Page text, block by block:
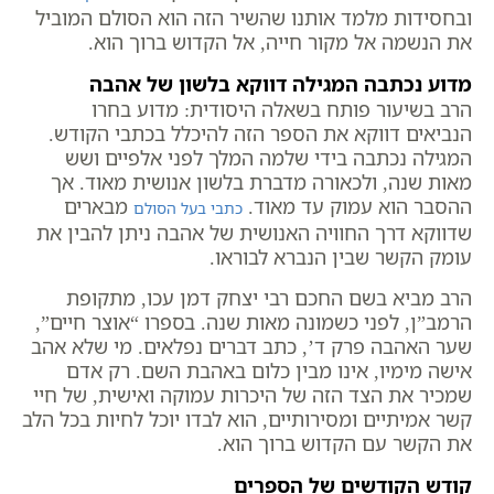
ובחסידות מלמד אותנו שהשיר הזה הוא הסולם המוביל
את הנשמה אל מקור חייה, אל הקדוש ברוך הוא.
מדוע נכתבה המגילה דווקא בלשון של אהבה
הרב בשיעור פותח בשאלה היסודית: מדוע בחרו
הנביאים דווקא את הספר הזה להיכלל בכתבי הקודש.
המגילה נכתבה בידי שלמה המלך לפני אלפיים ושש
מאות שנה, ולכאורה מדברת בלשון אנושית מאוד. אך
ההסבר הוא עמוק עד מאוד. כתבי בעל הסולם מבארים
שדווקא דרך החוויה האנושית של אהבה ניתן להבין את
עומק הקשר שבין הנברא לבוראו.
הרב מביא בשם החכם רבי יצחק דמן עכו, מתקופת
הרמב”ן, לפני כשמונה מאות שנה. בספרו “אוצר חיים”,
שער האהבה פרק ד’, כתב דברים נפלאים. מי שלא אהב
אישה מימיו, אינו מבין כלום באהבת השם. רק אדם
שמכיר את הצד הזה של היכרות עמוקה ואישית, של חיי
קשר אמיתיים ומסירותיים, הוא לבדו יוכל לחיות בכל הלב
את הקשר עם הקדוש ברוך הוא.
קודש הקודשים של הספרים